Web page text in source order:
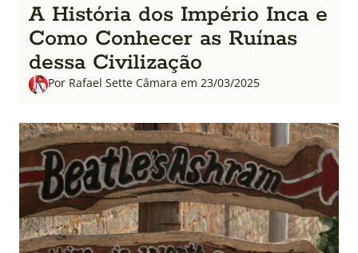
A História dos Império Inca e
Como Conhecer as Ruínas
dessa Civilização
Por Rafael Sette Câmara em 23/03/2025